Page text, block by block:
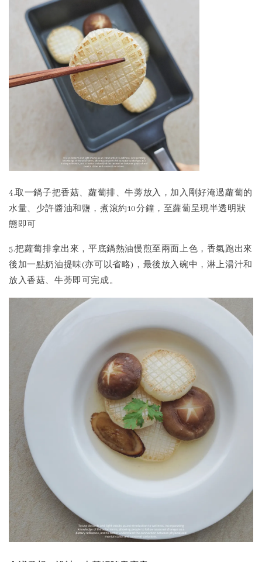
4.取一鍋子把香菇、蘿蔔排、牛蒡放入，加入剛好淹過蘿蔔的
水量、少許醬油和鹽，煮滾約10分鐘，至蘿蔔呈現半透明狀
態即可
5.把蘿蔔排拿出來，平底鍋熱油慢煎至兩面上色，香氣跑出來
後加一點奶油提味(亦可以省略)，最後放入碗中，淋上湯汁和
放入香菇、牛蒡即可完成。